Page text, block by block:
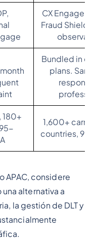
CX Engage
Fraud Shield,
Bundled in
plans.
1,600+
countries,
APAC, considere
alternativa a
la gestión de DLT y